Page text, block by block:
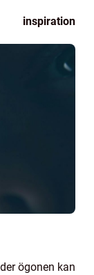
inspiration
ögonen kan